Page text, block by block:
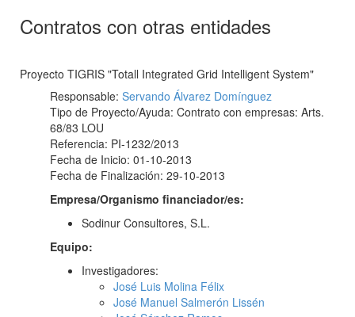
Contratos con otras entidades
Proyecto TIGRIS "Totall Integrated Grid Intelligent System"
Responsable: Servando Álvarez Domínguez
Tipo de Proyecto/Ayuda: Contrato con empresas: Arts.
68/83 LOU
Referencia: PI-1232/2013
Fecha de Inicio: 01-10-2013
Fecha de Finalización: 29-10-2013
Empresa/Organismo financiador/es:
Sodinur Consultores, S.L.
Equipo:
Investigadores:
José Luis Molina Félix
José Manuel Salmerón Lissén